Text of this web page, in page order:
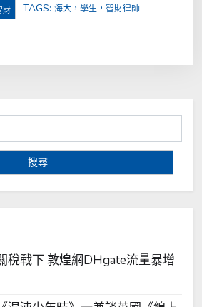
財 TAGS: 海大，學生，智財律師
稅戰下 敦煌網DHgate流量暴增